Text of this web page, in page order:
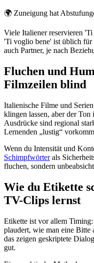
🌍 Zuneigung hat
Viele Italiener reservieren
'Ti voglio bene' ist üblich für
auch Partner, je nach
Fluchen und
Filmzeilen blind
Italienische Filme und
klingen lassen, aber der
Ausdrücke sind regional
Lernenden „lustig“
Wenn du Intensität und
Schimpfwörterals
fluchen, sondern
Wie du Etikette
TV-Clips lernst
Etikette ist vor allem
plaudert, wie man eine Bitte
das zeigen geskriptete
gut.